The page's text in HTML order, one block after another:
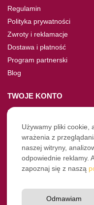
Regulamin
Polityka prywatności
Zwroty i reklamacje
Dostawa i płatność
Program partnerski
Blog
TWOJE KONTO
Moje konto
Nie pamiętasz hasła?
Twoje zamówienia
NASZE SOCIALE
Instagram
Używamy pliki cookie,
wrażenia z
naszej witryny,
odpowiednie reklamy.
zapoznaj się z naszą
Odmawiam